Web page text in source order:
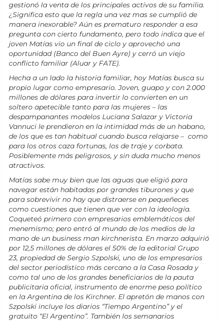
gestionó la venta de los principales activos de su familia.
¿Significa esto que la regla una vez mas se cumplió de
manera inexorable? Aún es prematuro responder a esa
pregunta con cierto fundamento, pero todo indica que el
joven Matías vio un final de ciclo y aprovechó una
oportunidad (Banco del Buen Ayre) y cerró un viejo
conflicto familiar (Aluar y FATE).
Hecha a un lado la historia familiar, hoy Matías busca su
propio lugar como empresario. Joven, guapo y con 2.000
millones de dólares para invertir lo convierten en un
soltero apetecible tanto para las mujeres – las
despampanantes modelos Luciana Salazar y Victoria
Vannuci le prendieron en la intimidad más de un habano,
de los que es tan habitual cuando busca relajarse – como
para los otros caza fortunas, los de traje y corbata.
Posiblemente más peligrosos, y sin duda mucho menos
atractivos.
Matías sabe muy bien que las aguas que eligió para
navegar están habitadas por grandes tiburones y que
para sobrevivir no hay que distraerse en pequeñeces
como cuestiones que tienen que ver con la ideología.
Coqueteó primero con empresarios emblemáticos del
menemismo; pero entró al mundo de los medios de la
mano de un business man kirchnerista. En marzo adquirió
por 12,5 millones de dólares el 50% de la editorial Grupo
23, propiedad de Sergio Szpolski, uno de los empresarios
del sector periodístico más cercano a la Casa Rosada y
como tal uno de los grandes beneficiarios de la pauta
publicitaria oficial, instrumento de enorme peso político
en la Argentina de los Kirchner. El apretón de manos con
Szpolski incluye los diarios “Tiempo Argentino” y el
gratuito “El Argentino”. También los semanarios